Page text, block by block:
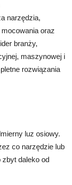
narzędzia,
oraz
branży,
maszynowej i
rozwiązania
luz osiowy.
co narzędzie lub
zbyt daleko od